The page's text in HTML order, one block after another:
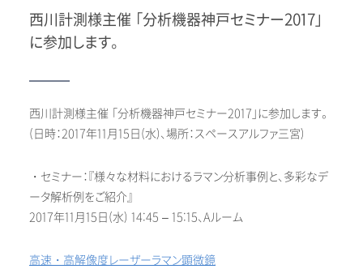
西川計測様主催 「分析機器神戸セミナー2017」
に参加します。
西川計測様主催 「分析機器神戸セミナー2017」に参加します。
(日時：2017年11月15日(水)、場所：スペースアルファ三宮)
・セミナー：『様々な材料におけるラマン分析事例と、多彩なデ
ータ解析例をご紹介』
2017年11月15日(水) 14:45 – 15:15、Aルーム
高速・高解像度レーザーラマン顕微鏡